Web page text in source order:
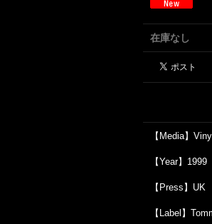
在庫なし
【Media】
【Year】1999
【Press】UK
【Label】